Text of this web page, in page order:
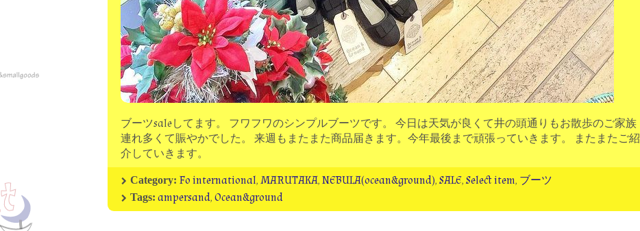
ブーツsaleしてます。 フワフワのシンプルブーツです。 今日は天気が良くて井の頭通りもお散歩のご家族
連れ多くて賑やかでした。 来週もまたまた商品届きます。今年最後まで頑張っていきます。 またまたご紹
介していきます。
Category: Fo international,MARUTAKA,NEBULA(ocean&ground),SALE,Select item, ブーツ
Tags: ampersand,Ocean&ground